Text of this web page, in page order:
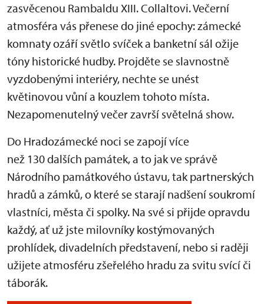
zasvěcenou Rambaldu XIII. Collaltovi. Večerní
atmosféra vás přenese do jiné epochy: zámecké
komnaty ozáří světlo svíček a banketní sál ožije
tóny historické hudby. Projděte se slavnostně
vyzdobenými interiéry, nechte se unést
květinovou vůní a kouzlem tohoto místa.
Nezapomenutelný večer završí světelná show.
Do Hradozámecké noci se zapojí více
než 130 dalších památek, a to jak ve správě
Národního památkového ústavu, tak partnerských
hradů a zámků, o které se starají nadšení soukromí
vlastníci, města či spolky. Na své si přijde opravdu
každý, ať už jste milovníky kostýmovaných
prohlídek, divadelních představení, nebo si raději
užijete atmosféru zšeřelého hradu za svitu svící či
táborák.